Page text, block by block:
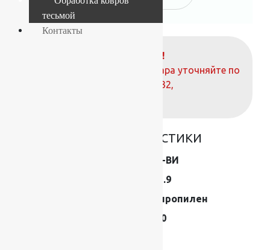
ВНИМАНИЕ!
О наличие и стоимости товара уточняйте по
+7 (812) 377-09-32,
ОСНОВНЫЕ ХАРАКТЕРИСТИКИ
12С25-ВИ
1.3×21.9
Полипропилен
164000
тесьмой
Контакты